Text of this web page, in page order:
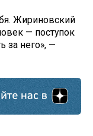
Жириновский
— поступок
за него», —